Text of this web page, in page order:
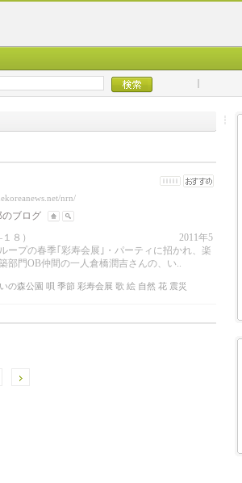
nrn/
のブログ
日録」 （Ⅰ―１８） 2011年5
ープの春季｢彩寿会展｣・パーティに招かれ、楽
部門OB仲間の一人倉橋潤吉さんの、い..
の森公園 唄 季節 彩寿会展 歌 絵 自然 花 震災